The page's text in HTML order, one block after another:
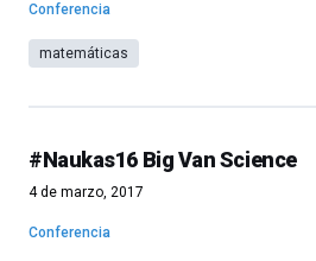
Conferencia
matemáticas
#Naukas16 Big Van Science
4 de marzo, 2017
Conferencia